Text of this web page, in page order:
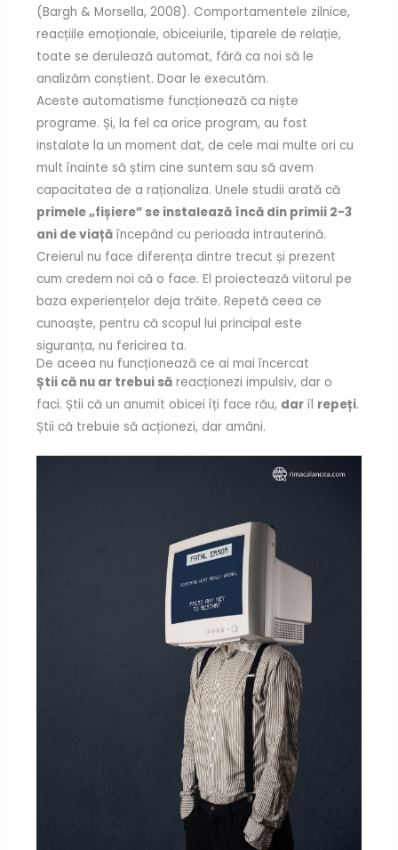
(Bargh & Morsella, 2008). Comportamentele zilnice,
reacțiile emoționale, obiceiurile, tiparele de relație,
toate se derulează automat, fără ca noi să le
analizăm conștient. Doar le executăm.
Aceste automatisme funcționează ca niște
programe. Și, la fel ca orice program, au fost
instalate la un moment dat, de cele mai multe ori cu
mult înainte să știm cine suntem sau să avem
capacitatea de a raționaliza. Unele studii arată că
primele „fișiere” se instalează încă din primii 2-3
ani de viață începând cu perioada intrauterină.
Creierul nu face diferența dintre trecut și prezent
cum credem noi că o face. El proiectează viitorul pe
baza experiențelor deja trăite. Repetă ceea ce
cunoaște, pentru că scopul lui principal este
siguranța, nu fericirea ta.
De aceea nu funcționează ce ai mai încercat
Știi că nu ar trebui să reacționezi impulsiv, dar o
faci. Știi că un anumit obicei îți face rău, dar îl repeți.
Știi că trebuie să acționezi, dar amâni.